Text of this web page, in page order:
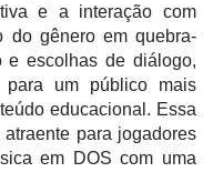
e a interação com
do gênero em quebra-
e escolhas de diálogo,
para um público mais
educacional. Essa
para jogadores
em DOS com uma